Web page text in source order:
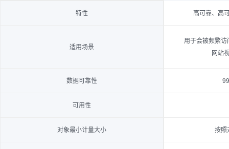
特性
适用场景
数据可靠性
可用性
对象最小计量大小
高可靠、高
用于会被频繁
网站
按照